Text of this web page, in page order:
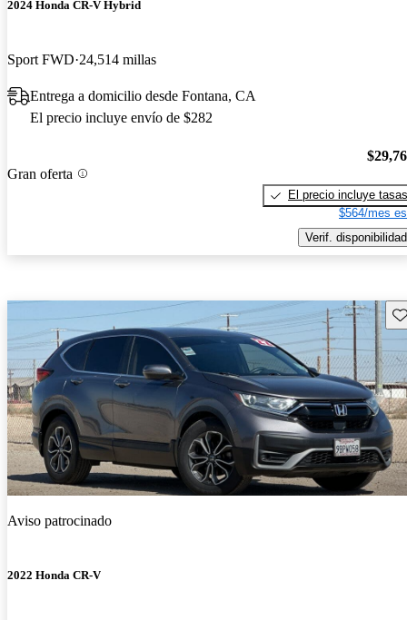
2024 Honda CR-V Hybrid
Sport FWD 24,514 millas
Entrega a domicilio desde Fontana, CA
El precio incluye envío de $282
Gran oferta
El precio incluye tasas
$564/mes
Verif. disponibilidad
Aviso patrocinado
2022 Honda CR-V